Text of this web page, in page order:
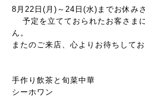
8月22日 ( 月 ) ～24日 (水) までお休み
予定を立てておられたお客さま
ん。
またのご来店、心よりお待ちしてお
手作り飲茶と旬菜中華
シーホワン